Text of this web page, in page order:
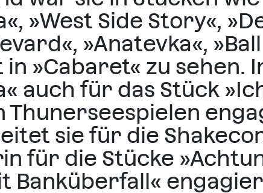
»West Side Story«,
»Anatevka«,
in »Cabaret« zu sehen.
auch für das Stück
Thunerseespielen
sie für die
für die Stücke
Banküberfall«